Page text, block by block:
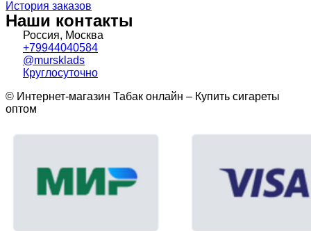
История заказов
Наши контакты
Россия, Москва
+79944040584
@mursklads
Круглосуточно
© Интернет-магазин Табак онлайн – Купить сигареты
оптом